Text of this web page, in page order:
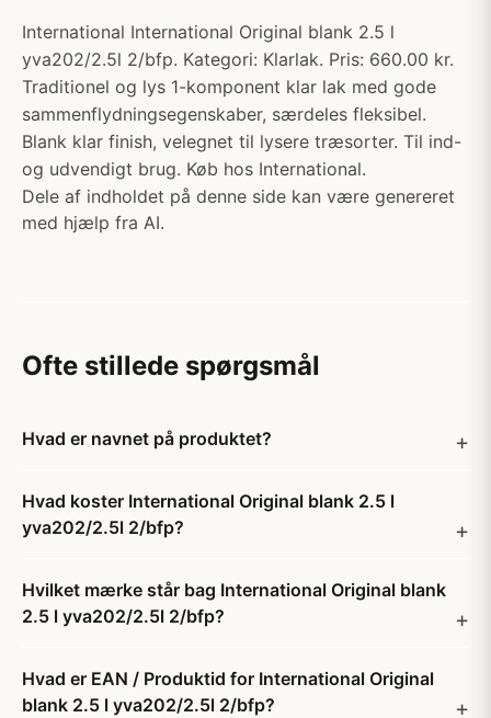
International International Original blank 2.5 l
yva202/2.5l 2/bfp. Kategori: Klarlak. Pris: 660.00 kr.
Traditionel og lys 1-komponent klar lak med gode
sammenflydningsegenskaber, særdeles fleksibel.
Blank klar finish, velegnet til lysere træsorter. Til ind-
og udvendigt brug. Køb hos International.
Dele af indholdet på denne side kan være genereret
med hjælp fra AI.
Ofte stillede spørgsmål
Hvad er navnet på produktet?
Hvad koster International Original blank 2.5 l
yva202/2.5l 2/bfp?
Hvilket mærke står bag International Original blank
2.5 l yva202/2.5l 2/bfp?
Hvad er EAN / Produktid for International Original
blank 2.5 l yva202/2.5l 2/bfp?